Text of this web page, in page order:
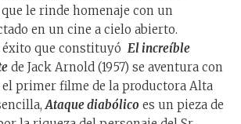
que le rinde homenaje con un
en un cine a cielo abierto.
éxito que constituyó El increíble
de Jack Arnold (1957) se aventura con
primer filme de la productora Alta
Ataque diabólico es un pieza de